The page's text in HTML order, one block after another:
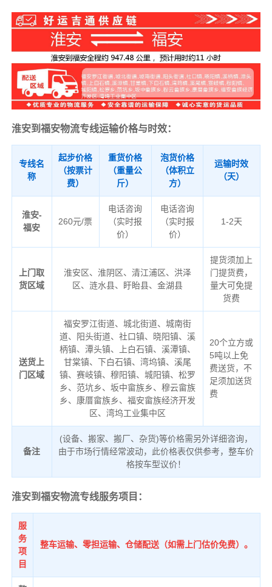
淮安到福安物流专线运输价格与时效：
专线名
称
起步价格
（按票计
费）
重货价格
（重量公
斤）
泡货价格
（体积立
方）
运输时效
（天）
淮安-
福安
260元/票
电话咨询
（实时报
价）
电话咨询
（实时报
价）
1-2天
上门取
货区域
淮安区、淮阴区、清江浦区、洪泽
区、涟水县、盱眙县、金湖县
提货须加上
门提货费，
量大可免提
货费
送货上
门区域
福安罗江街道、城北街道、城南街
道、阳头街道、社口镇、晓阳镇、溪
柄镇、潭头镇、上白石镇、溪潭镇、
甘棠镇、下白石镇、湾坞镇、溪尾
镇、赛岐镇、穆阳镇、城阳镇、松罗
乡、范坑乡、坂中畲族乡、穆云畲族
乡、康厝畲族乡、福安畲族经济开发
区、湾坞工业集中区
20个立方或
5吨以上免
费送货，不
足须加送货
费
备注
(设备、搬家、搬厂、杂货)等价格需另外详细咨询，
由于市场行情经常波动，此价格表仅供参考，整车价
格按车型议价！
淮安到福安物流专线服务项目：
服
务
项
目
整车运输、零担运输、仓储配送（如需上门估价免费）。